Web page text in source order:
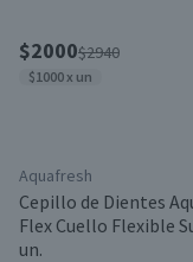
$2000$2940
$1000 x un
Aquafresh
Cepillo de Dientes
Flex Cuello Flexible
un.